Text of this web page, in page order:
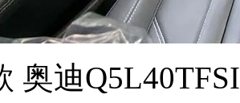
奥迪